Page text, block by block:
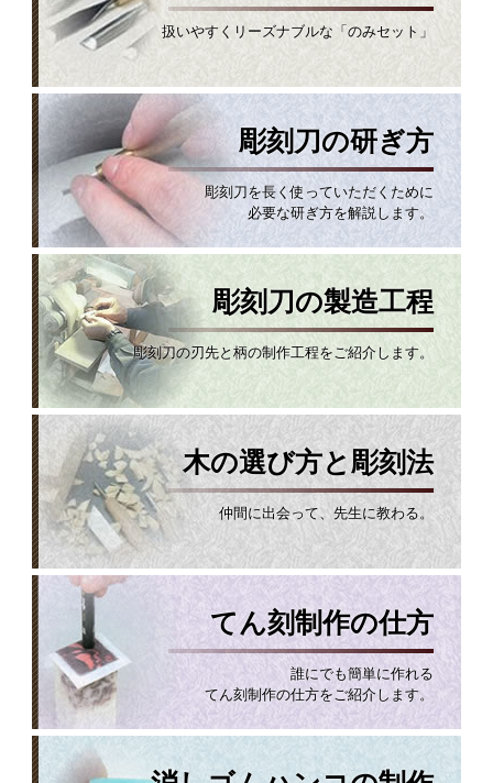
扱いやすくリーズナブルな「のみセット」
彫刻刀の研ぎ方
彫刻刀を長く使っていただくために
必要な研ぎ方を解説します。
彫刻刀の製造工程
彫刻刀の刃先と柄の制作工程をご紹介します。
木の選び方と彫刻法
仲間に出会って、先生に教わる。
てん刻制作の仕方
誰にでも簡単に作れる
てん刻制作の仕方をご紹介します。